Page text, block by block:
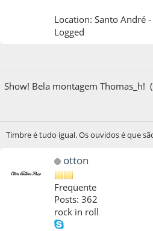
Location: Santo André -
Logged
Show! Bela montagem Thomas_h!
Timbre é tudo igual. Os ouvidos é que
otton
Freqüente
Posts: 362
rock in roll